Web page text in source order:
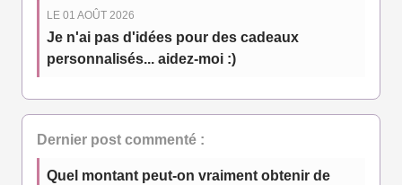
LE 01 AOÛT 2026
Je n'ai pas d'idées pour des cadeaux
personnalisés... aidez-moi :)
Dernier post commenté :
Quel montant peut-on vraiment obtenir de